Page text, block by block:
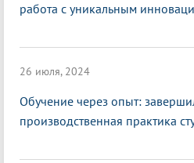
работа с уникальным
26 июля, 2024
Обучение через опыт:
производственная практика